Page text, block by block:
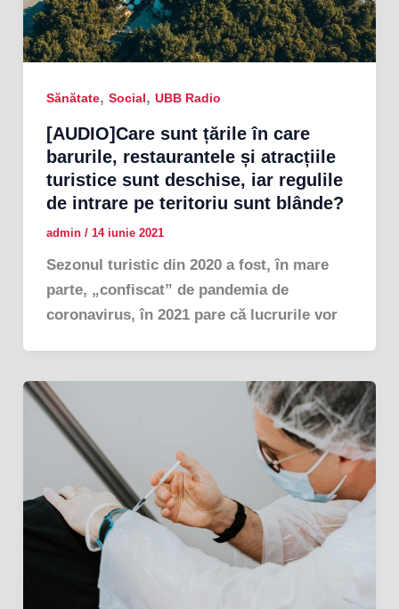
Sănătate, Social, UBB Radio
[AUDIO]Care sunt țările în care
barurile, restaurantele și atracțiile
turistice sunt deschise, iar regulile
de intrare pe teritoriu sunt blânde?
admin / 14 iunie 2021
Sezonul turistic din 2020 a fost, în mare
parte, „confiscat” de pandemia de
coronavirus, în 2021 pare că lucrurile vor